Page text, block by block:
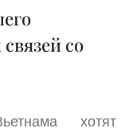
со
хотят